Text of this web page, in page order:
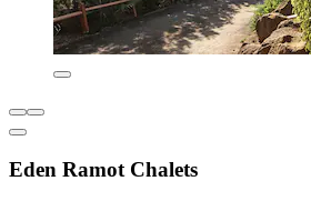
Eden Ramot Chalets